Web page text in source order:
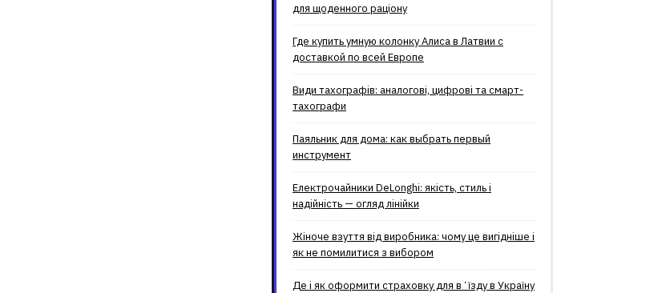
для щоденного раціону
Где купить умную колонку Алиса в Латвии с
доставкой по всей Европе
Види тахографів: аналогові, цифрові та смарт-
тахографи
Паяльник для дома: как выбрать первый
инструмент
Електрочайники DeLonghi: якість, стиль і
надійність — огляд лінійки
Жіноче взуття від виробника: чому це вигідніше і
як не помилитися з вибором
Де і як оформити страховку для вʼїзду в Україну